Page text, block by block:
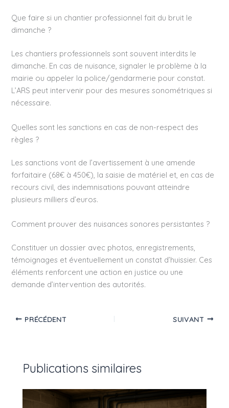
Que faire si un chantier professionnel fait du bruit le
dimanche ?
Les chantiers professionnels sont souvent interdits le
dimanche. En cas de nuisance, signaler le problème à la
mairie ou appeler la police/gendarmerie pour constat.
L’ARS peut intervenir pour des mesures sonométriques si
nécessaire.
Quelles sont les sanctions en cas de non-respect des
règles ?
Les sanctions vont de l’avertissement à une amende
forfaitaire (68€ à 450€), la saisie de matériel et, en cas de
recours civil, des indemnisations pouvant atteindre
plusieurs milliers d’euros.
Comment prouver des nuisances sonores persistantes ?
Constituer un dossier avec photos, enregistrements,
témoignages et éventuellement un constat d’huissier. Ces
éléments renforcent une action en justice ou une
demande d’intervention des autorités.
PRÉCÉDENT SUIVANT
Publications similaires